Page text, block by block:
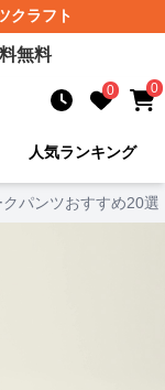
クラフト
無料
0 0
人気ランキング
クパンツおすすめ20